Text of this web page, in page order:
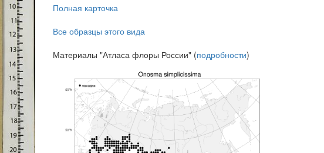
Полная карточка
Все образцы этого вида
Материалы "Атласа флоры России" (подробности)